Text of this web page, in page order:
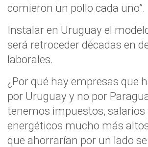
comieron un pollo cada uno”.
Instalar en Uruguay el
será retroceder décadas en
laborales.
¿Por qué hay empresas que
por Uruguay y no por
tenemos impuestos, salarios
energéticos mucho más
que ahorrarían por un lado